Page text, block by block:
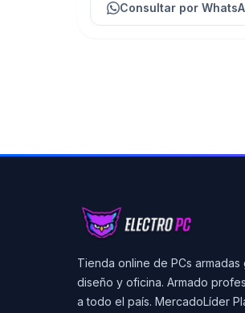
Consultar por
Tienda online de PCs armadas
diseño y oficina. Armado
a todo el país. MercadoLíder